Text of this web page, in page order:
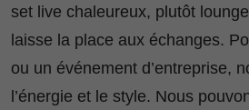
set live chaleureux, plutôt
laisse la place aux échanges.
ou un événement d’entreprise,
l’énergie et le style. Nous